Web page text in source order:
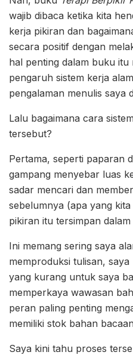
wajib dibaca ketika kita
kerja pikiran dan
secara positif dengan
hal penting dalam buku
pengaruh sistem kerja
pengalaman menulis saya
Lalu bagaimana cara
tersebut?
Pertama, seperti paparan
gampang menyebar luas
sadar mencari dan
sebelumnya (apa yang
pikiran itu tersimpan
Ini memang sering saya
memproduksi tulisan,
yang kurang untuk saya
memperkaya wawasan
peran paling penting
memiliki stok bahan
Saya kini tahu proses